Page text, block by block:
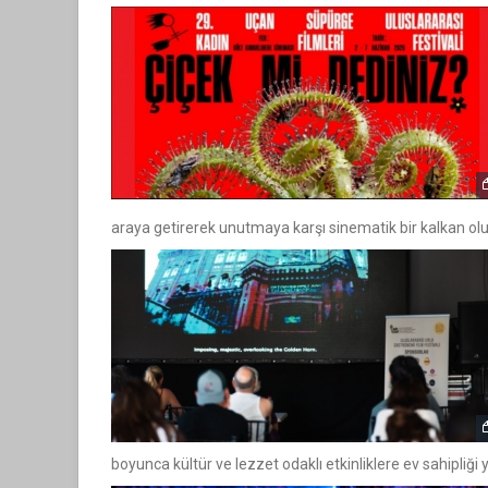
araya getirerek unutmaya karşı sinematik bir kalkan
boyunca kültür ve lezzet odaklı etkinliklere ev sahipliği
TUZBİBER, EDİNBURGH
GÖSTERİSİNİ DENİZ